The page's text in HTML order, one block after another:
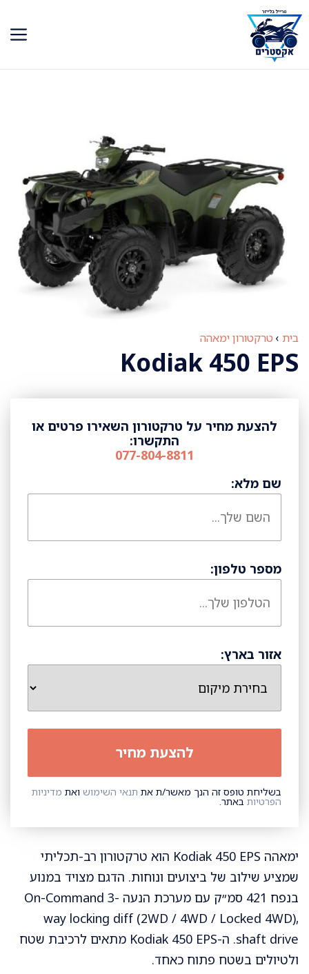
לדלג
לתוכן
בית › טרקטורון ימאהה
Kodiak 450 EPS
להצעת מחיר על טרקטורון השאירו פרטים או
התקשרו:
077-804-8811
שם מלא:
מספר טלפון:
אזור בארץ:
בשליחת טופס זה הנך מאשר/ת את תנאי השימוש ואת מדיניות
הפרטיות באתר.
ימאהה Kodiak 450 EPS הוא טרקטורון רב-תכליתי
שמציע שילוב של ביצועים ונוחות. הדגם מצויד במנוע
בנפח 421 סמ״ק עם מערכת הנעה On-Command 3-
way locking diff (2WD / 4WD / Locked 4WD),
shaft drive. ה-Kodiak 450 EPS מתאים לרכיבת שטח
ולטיולים בשטח פתוח כאחד.